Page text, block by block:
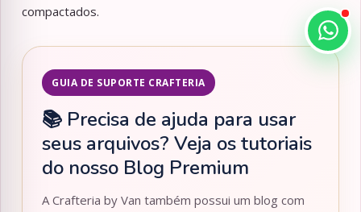
compactados.
GUIA DE SUPORTE CRAFTERIA
📚 Precisa de ajuda para usar
seus arquivos? Veja os tutoriais
do nosso Blog Premium
A Crafteria by Van também possui um blog com